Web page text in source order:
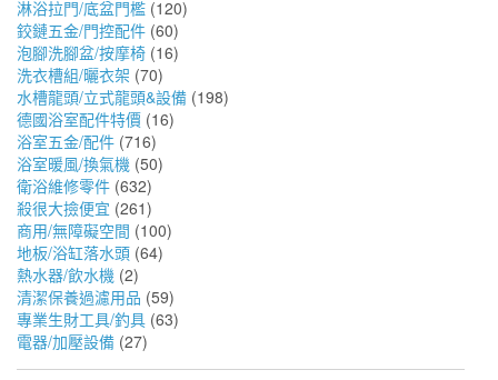
淋浴拉門/底盆門檻 (120)
鉸鏈五金/門控配件 (60)
泡腳洗腳盆/按摩椅 (16)
洗衣槽組/曬衣架 (70)
水槽龍頭/立式龍頭&設備 (198)
德國浴室配件特價 (16)
浴室五金/配件 (716)
浴室暖風/換氣機 (50)
衛浴維修零件 (632)
殺很大撿便宜 (261)
商用/無障礙空間 (100)
地板/浴缸落水頭 (64)
熱水器/飲水機 (2)
清潔保養過濾用品 (59)
專業生財工具/釣具 (63)
電器/加壓設備 (27)